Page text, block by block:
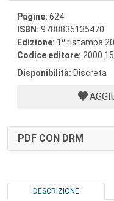
Pagine: 624
ISBN: 9788835135470
Edizione: 1 a ristampa
Codice editore:
Disponibilità: Discreta
PDF CON DRM
DESCRIZIONE